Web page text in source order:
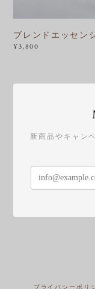
ブレンドエッセン
¥3,800
新商品やキャン
プライバシーポリ